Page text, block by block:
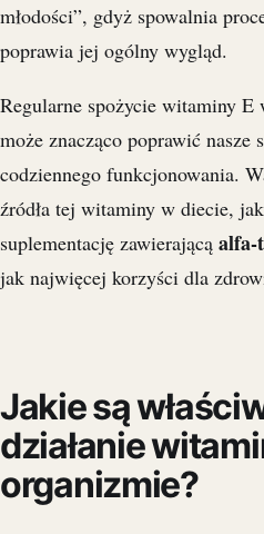
młodości”, gdyż spowalnia
poprawia jej ogólny wygląd.
Regularne spożycie witaminy
może znacząco poprawić nasze
codziennego funkcjonowania.
źródła tej witaminy w diecie,
suplementację zawierającą alfa-
jak najwięcej korzyści dla
Jakie są
działanie
organizmie?